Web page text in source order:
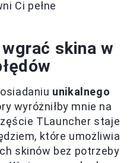
Ci pełne
skina w
unikalnego
wyróżniłby mnie na
TLauncher staje
które umożliwia
skinów bez potrzeby